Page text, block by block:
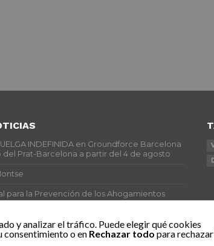
INDEFINIDA en Groundforce Barcelona
Prat-Barcelona a partir del 4 de agosto
para la Prevención de los Ahogamientos
aniversari revolució social 1936. Programa
y analizar el tráfico. Puede elegir qué cookies
consentimiento o en Rechazar todopara rechazar